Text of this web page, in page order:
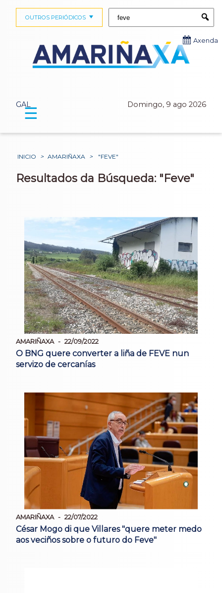
GAL Domingo, 9 ago 2026
OUTROS PERIÓDICOS
Axenda
☰
INICIO > AMARIÑAXA > "FEVE"
Resultados da Búsqueda: "Feve"
AMARIÑAXA 22/09/2022
O BNG quere converter a liña de FEVE nun
servizo de cercanías
AMARIÑAXA 22/07/2022
César Mogo di que Villares "quere meter medo
aos veciños sobre o futuro do Feve"